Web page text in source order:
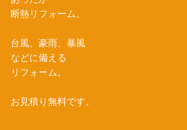
断熱リフォーム。
台風、豪雨、暴風
などに備える
リフォーム。
お見積り無料です。